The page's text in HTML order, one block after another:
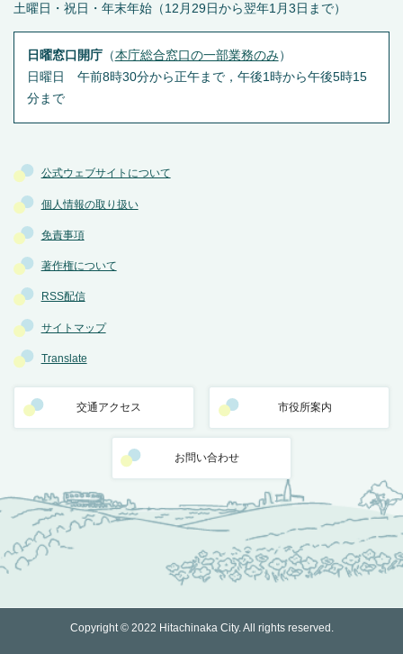
公式ウェブサイトについて
個人情報の取り扱い
免責事項
著作権について
RSS配信
サイトマップ
Translate
交通アクセス 市役所案内
お問い合わせ
土曜日・祝日・年末年始（12月29日から翌年1月3日まで）
日曜窓口開庁（本庁総合窓口の一部業務のみ ）
日曜日 午前8時30分から正午まで，午後1時から午後5時15
分まで
Copyright © 2022 Hitachinaka City. All rights reserved.